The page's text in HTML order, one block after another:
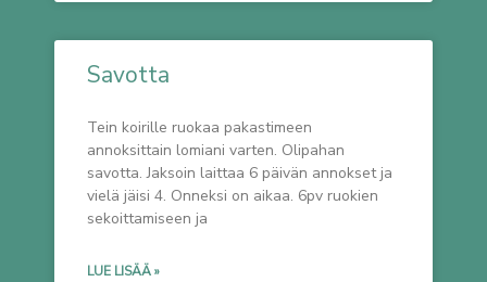
Savotta
Tein koirille ruokaa pakastimeen
annoksittain lomiani varten. Olipahan
savotta. Jaksoin laittaa 6 päivän annokset ja
vielä jäisi 4. Onneksi on aikaa. 6pv ruokien
sekoittamiseen ja
LUE LISÄÄ »